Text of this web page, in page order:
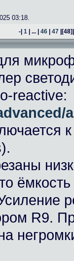
03:18.
-| 1 | ... | 46 | 47 |[48]
reactive:
R9.